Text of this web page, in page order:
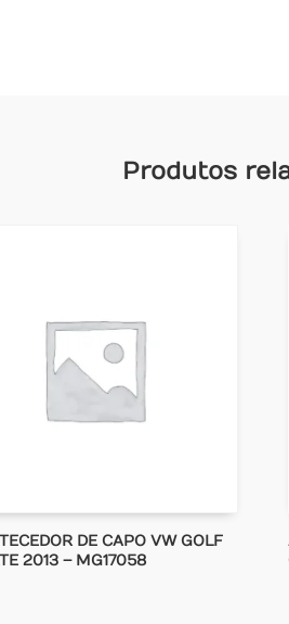
Produtos
DE CAPO VW GOLF
2013 – MG17058